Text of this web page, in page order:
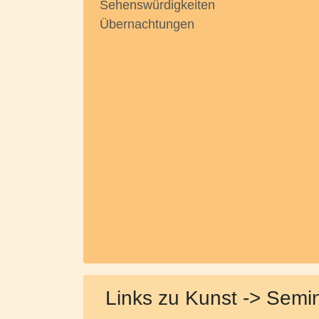
Sehenswürdigkeiten
Übernachtungen
Links zu Kunst ->